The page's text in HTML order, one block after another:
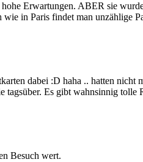
Erwartungen. ABER sie
in Paris findet man unzählige
dabei :D haha .. hatten nicht
Es gibt wahnsinnig tolle
Besuch wert.